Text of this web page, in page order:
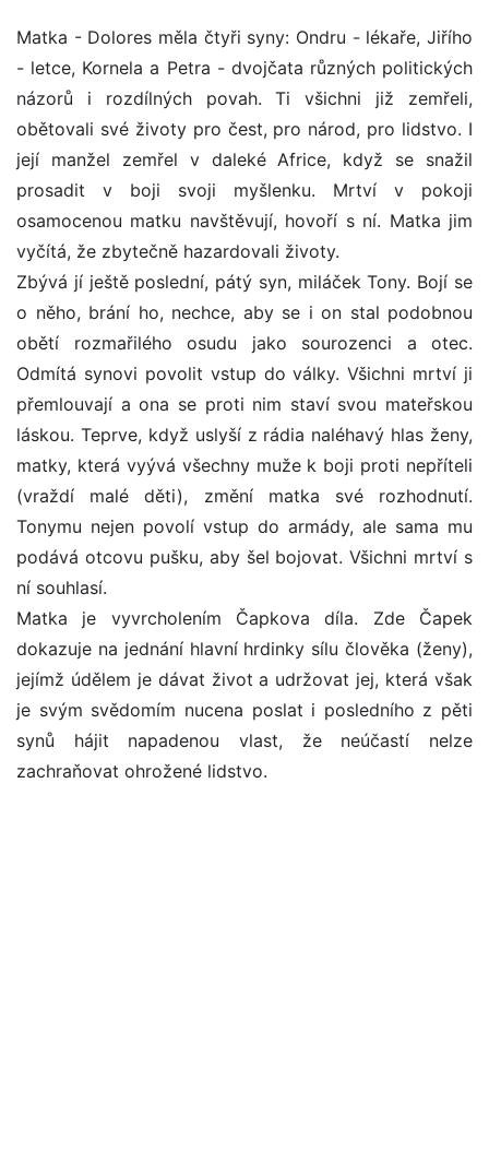
Matka - Dolores měla čtyři syny: Ondru - lékaře, Jiřího
- letce, Kornela a Petra - dvojčata různých politických
názorů i rozdílných povah. Ti všichni již zemřeli,
obětovali své životy pro čest, pro národ, pro lidstvo. I
její manžel zemřel v daleké Africe, když se snažil
prosadit v boji svoji myšlenku. Mrtví v pokoji
osamocenou matku navštěvují, hovoří s ní. Matka jim
vyčítá, že zbytečně hazardovali životy.
Zbývá jí ještě poslední, pátý syn, miláček Tony. Bojí se
o něho, brání ho, nechce, aby se i on stal podobnou
obětí rozmařilého osudu jako sourozenci a otec.
Odmítá synovi povolit vstup do války. Všichni mrtví ji
přemlouvají a ona se proti nim staví svou mateřskou
láskou. Teprve, když uslyší z rádia naléhavý hlas ženy,
matky, která vyývá všechny muže k boji proti nepříteli
(vraždí malé děti), změní matka své rozhodnutí.
Tonymu nejen povolí vstup do armády, ale sama mu
podává otcovu pušku, aby šel bojovat. Všichni mrtví s
ní souhlasí.
Matka je vyvrcholením Čapkova díla. Zde Čapek
dokazuje na jednání hlavní hrdinky sílu člověka (ženy),
jejímž údělem je dávat život a udržovat jej, která však
je svým svědomím nucena poslat i posledního z pěti
synů hájit napadenou vlast, že neúčastí nelze
zachraňovat ohrožené lidstvo.